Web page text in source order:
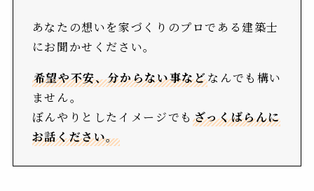
あなたの想いを家づくりのプロである建築士
にお聞かせください。
希望や不安、分からない事などなんでも構い
ません。
ぼんやりとしたイメージでも ざっくばらんに
お話ください。